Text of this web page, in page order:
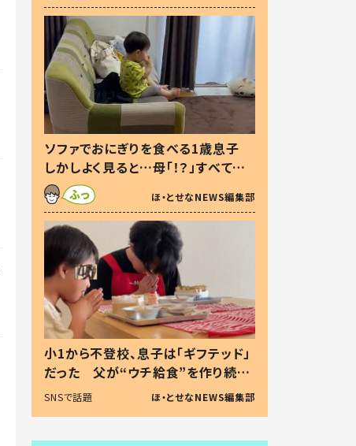
ソファでおにぎりを食べる1歳息子
しかしよく見ると…母「！？」すべてを
察した母の投稿に「可愛いから許
す！」「現行犯〜」
ほ・とせなNEWS編集部
小1から不登校、息子は「ギフテッド」
だった 父が“ウチ給食”を作り続け
る理由とは #令和の親 #令和の子
SNSで話題 ほ・とせなNEWS編集部